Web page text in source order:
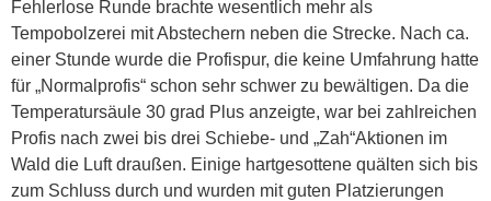
Fehlerlose Runde brachte wesentlich mehr als
Tempobolzerei mit Abstechern neben die Strecke. Nach ca.
einer Stunde wurde die Profispur, die keine Umfahrung hatte
für „Normalprofis“ schon sehr schwer zu bewältigen. Da die
Temperatursäule 30 grad Plus anzeigte, war bei zahlreichen
Profis nach zwei bis drei Schiebe- und „Zah“Aktionen im
Wald die Luft draußen. Einige hartgesottene quälten sich bis
zum Schluss durch und wurden mit guten Platzierungen